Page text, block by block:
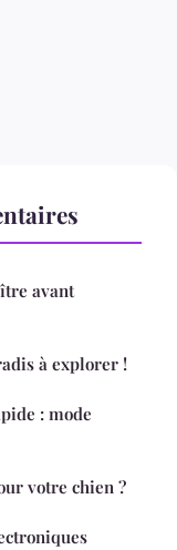
avant
à explorer !
: mode
votre chien ?